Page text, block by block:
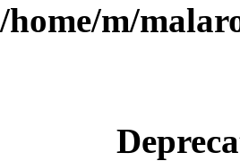
/home/m/